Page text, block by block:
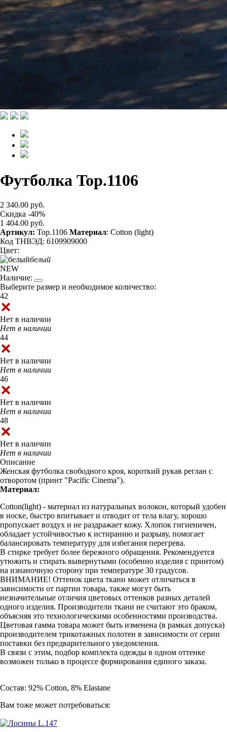
Футболка Top.1106
2 340.00 руб.
Скидка -40%
1 404.00 руб.
Артикул: Top.1106 Материал: Cotton (light)
Код ТНВЭД: 6109909000
Цвет:
белый
NEW
Наличие:
Выберите размер и необходимое количество:
42
Нет в наличии
Нет в наличии
44
Нет в наличии
Нет в наличии
46
Нет в наличии
Нет в наличии
48
Нет в наличии
Нет в наличии
Описание
Женская футболка свободного кроя, короткий рукав реглан с
отворотом (принт "Pacific Cinema").
Материал:
Cotton(light) - материал из натуральных волокон, который удобен
в носке, быстро впитывает и отводит от тела влагу, хорошо
пропускает воздух и не раздражает кожу. Хлопок гигиеничен,
обладает устойчивостью к истиранию и разрыву, помогает
балансировать температуру для избегания перегрева.
В стирке требует более бережного обращения. Рекомендуется
утюжить и стирать вывернутыми (особенно изделия с принтом)
на изнаночную сторону при температуре 30 градусов.
ВНИМАНИЕ! Оттенок цвета ткани может отличаться в
зависимости от партии товара, также могут быть
незначительные отличия цветовых оттенков разных деталей
одного изделия. Производители ткани не считают это браком,
объясняя это технологическими особенностями производства.
Цветовая гамма товара может быть изменена (в рамках допуска)
производителем трикотажных полотен в зависимости от серии
поставки без предварительного уведомления.
В связи с этим, подбор комплекта одежды в одном оттенке
возможен только в процессе формирования единого заказа.
Состав: 92% Cotton, 8% Elastane
Вам тоже может потребоваться: